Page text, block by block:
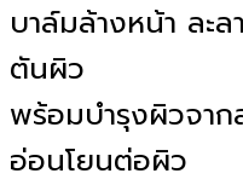
บาล์มล้างหน้า ละ
ตันผิว
พร้อมบำรุงผิวจาก
อ่อนโยนต่อผิว